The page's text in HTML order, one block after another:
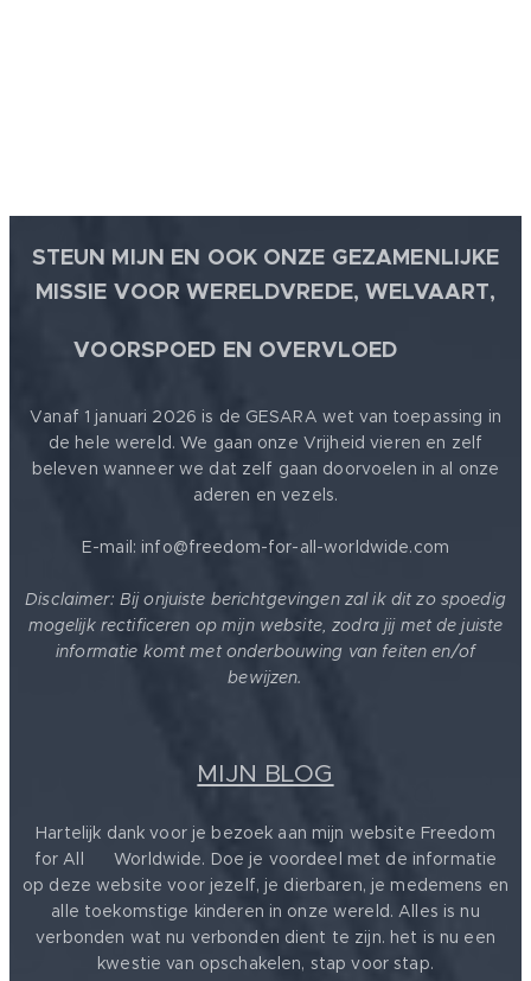
STEUN MIJN EN OOK ONZE GEZAMENLIJKE
MISSIE VOOR WERELDVREDE, WELVAART,
VOORSPOED EN OVERVLOED
Vanaf 1 januari 2026 is de GESARA wet van toepassing in
de hele wereld. We gaan onze Vrijheid vieren en zelf
beleven wanneer we dat zelf gaan doorvoelen in al onze
aderen en vezels.
E-mail: info@freedom-for-all-worldwide.com
Disclaimer: Bij onjuiste berichtgevingen zal ik dit zo spoedig
mogelijk rectificeren op mijn website, zodra jij met de juiste
informatie komt met onderbouwing van feiten en/of
bewijzen.
MIJN BLOG
Hartelijk dank voor je bezoek aan mijn website Freedom
for All ❤️ Worldwide. Doe je voordeel met de informatie
op deze website voor jezelf, je dierbaren, je medemens en
alle toekomstige kinderen in onze wereld. Alles is nu
verbonden wat nu verbonden dient te zijn. het is nu een
kwestie van opschakelen, stap voor stap.